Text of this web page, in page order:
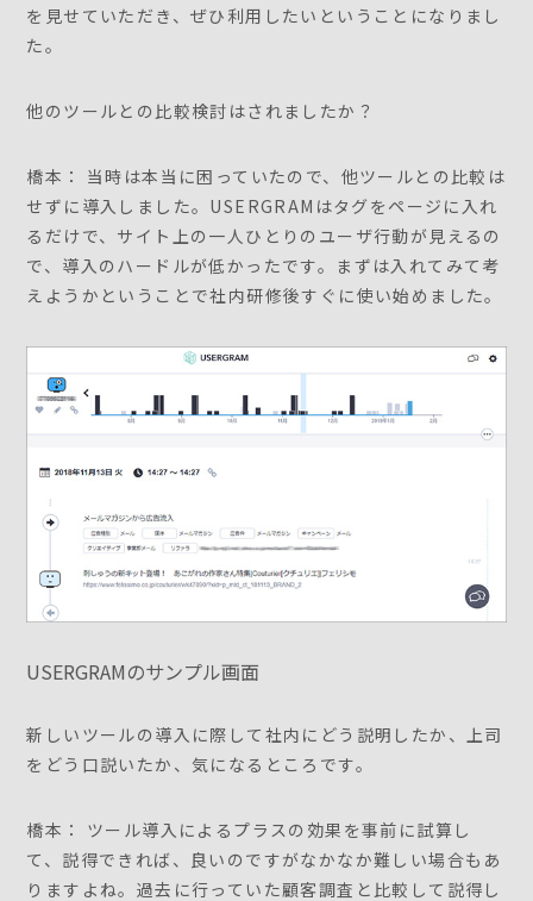
を見せていただき、ぜひ利用したいということになりまし
た。
他のツールとの比較検討はされましたか？
橋本： 当時は本当に困っていたので、他ツールとの比較は
せずに導入しました。USERGRAMはタグをページに入れ
るだけで、サイト上の一人ひとりのユーザ行動が見えるの
で、導入のハードルが低かったです。まずは入れてみて考
えようかということで社内研修後すぐに使い始めました。
USERGRAMのサンプル画面
新しいツールの導入に際して社内にどう説明したか、上司
をどう口説いたか、気になるところです。
橋本： ツール導入によるプラスの効果を事前に試算し
て、説得できれば、良いのですがなかなか難しい場合もあ
りますよね。過去に行っていた顧客調査と比較して説得し